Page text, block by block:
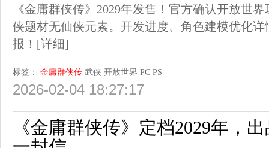
《金庸群侠传》2029年发售！官方确认开放世
侠题材无仙侠元素。开发进度、角色建模优化
报！ [详细]
标签： 金庸群侠传 武侠 开放世界 PC PS
2026-02-04 18:27:17
《金庸群侠传》定档2029年，